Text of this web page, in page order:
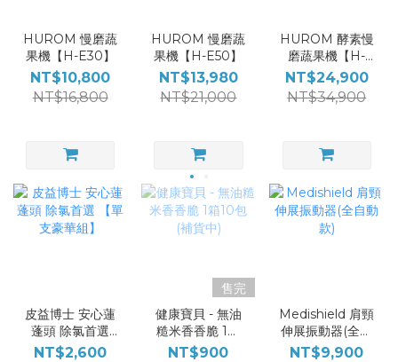
HUROM 慢磨蔬
果機【H-E30】
NT$10,800
NT$16,800
HUROM 慢磨蔬
果機【H-E50】
NT$13,980
NT$21,000
HUROM 酵素慢
磨蔬果機【H-
420】
NT$24,900
NT$34,900
皮益博士 安心蓮
蓬頭 除氯首選
【單支豪華組】
NT$2,600
售完
健康寶貝 - 無油
糙米香香脆 1箱
10包(補貨中)
NT$900
Medishield 肩頸
伸展振動器(全自
動款)
NT$9,900